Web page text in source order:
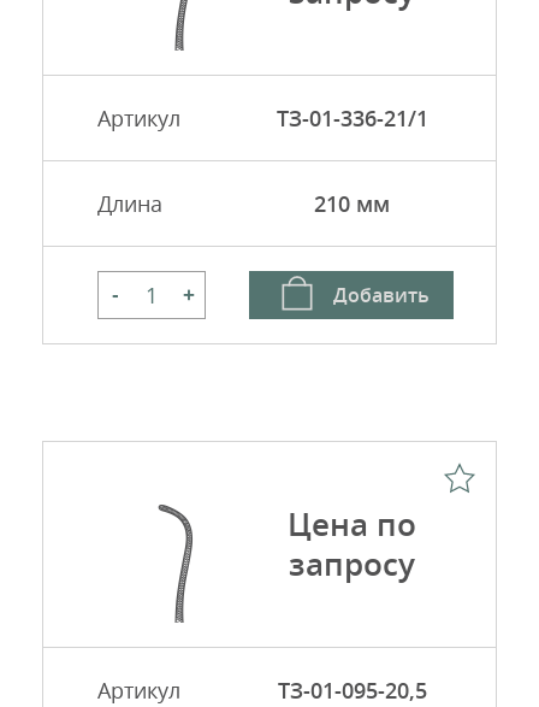
Артикул ТЗ-01-336-21/1
Длина 210 мм
- + Добавить
Цена по
запросу
Артикул ТЗ-01-095-20,5